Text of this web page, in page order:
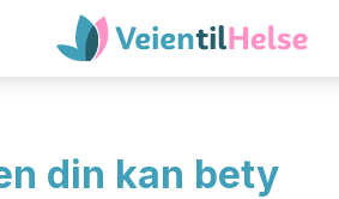
din kan bety